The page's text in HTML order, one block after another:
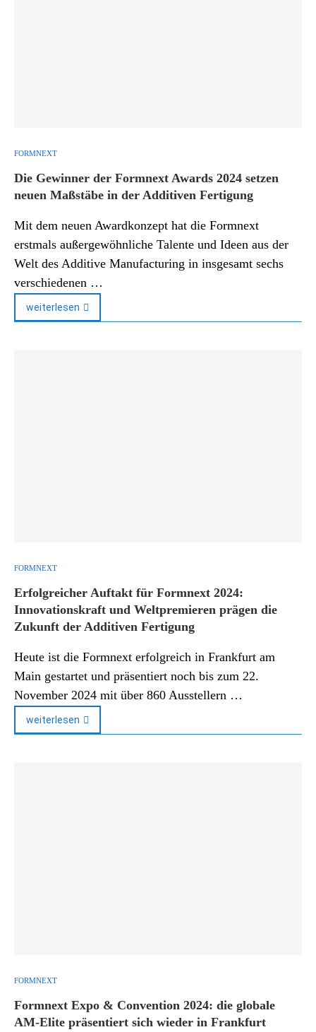
FORMNEXT
Die Gewinner der Formnext Awards 2024 setzen
neuen Maßstäbe in der Additiven Fertigung
Mit dem neuen Awardkonzept hat die Formnext
erstmals außergewöhnliche Talente und Ideen aus der
Welt des Additive Manufacturing in insgesamt sechs
verschiedenen …
weiterlesen
FORMNEXT
Erfolgreicher Auftakt für Formnext 2024:
Innovationskraft und Weltpremieren prägen die
Zukunft der Additiven Fertigung
Heute ist die Formnext erfolgreich in Frankfurt am
Main gestartet und präsentiert noch bis zum 22.
November 2024 mit über 860 Ausstellern …
weiterlesen
FORMNEXT
Formnext Expo & Convention 2024: die globale
AM-Elite präsentiert sich wieder in Frankfurt